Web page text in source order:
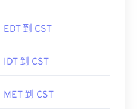
EDT 到 CST
IDT 到 CST
MET 到 CST